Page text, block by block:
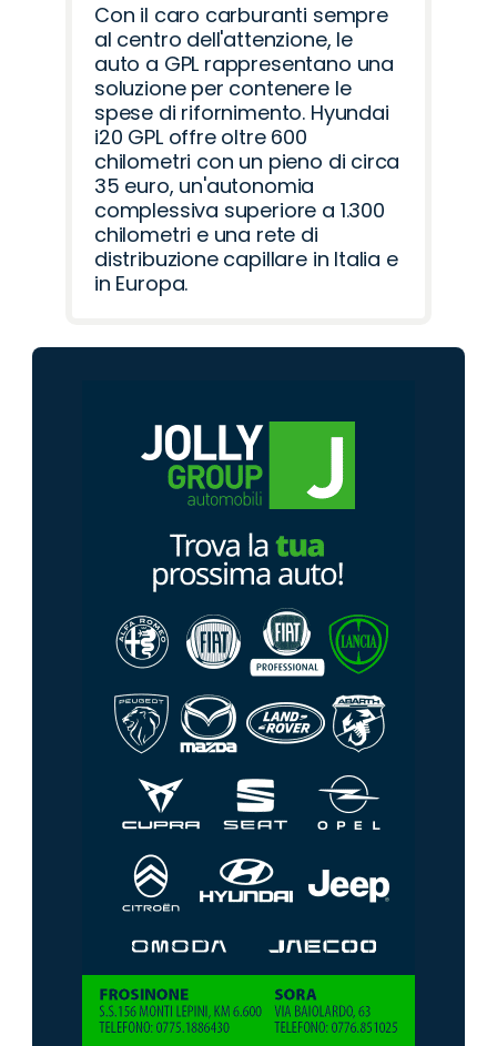
Con il caro carburanti sempre
al centro dell'attenzione, le
auto a GPL rappresentano una
soluzione per contenere le
spese di rifornimento. Hyundai
i20 GPL offre oltre 600
chilometri con un pieno di circa
35 euro, un'autonomia
complessiva superiore a 1.300
chilometri e una rete di
distribuzione capillare in Italia e
in Europa.